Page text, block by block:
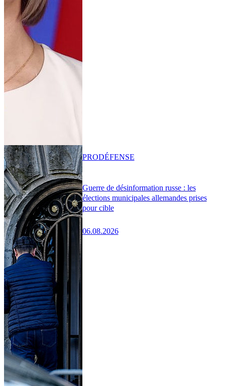
Guerre de désinformation russe : les
élections municipales allemandes prises
pour cible
06.08.2026
PRODÉFENSE